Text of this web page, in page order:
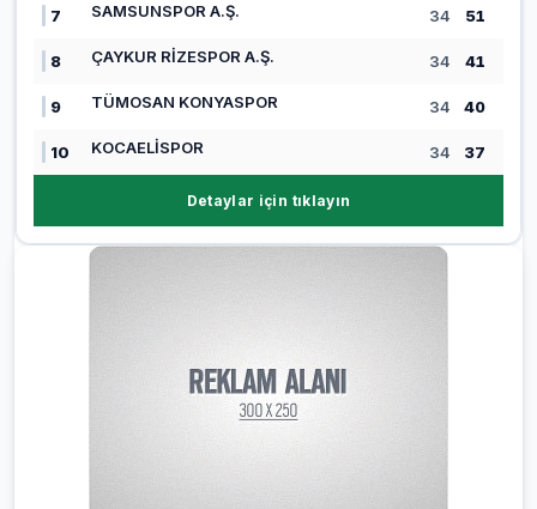
7 SAMSUNSPOR A.Ş. 34 51
8 ÇAYKUR RİZESPOR A.Ş. 34 41
9 TÜMOSAN KONYASPOR 34 40
10 KOCAELİSPOR 34 37
Detaylar için tıklayın